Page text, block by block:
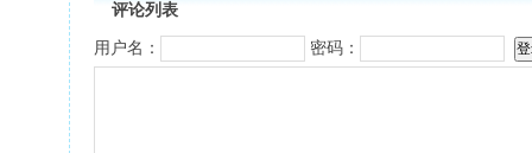
评论列表
用户名： 密码：